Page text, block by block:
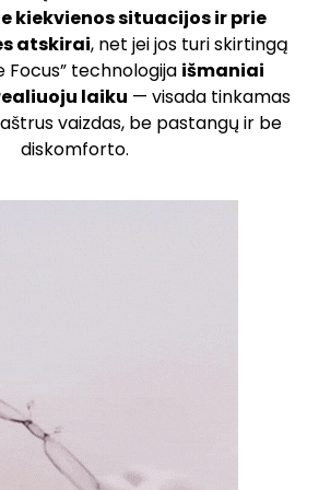
kiekvienos situacijos ir prie
atskirai, net jei jos turi skirtingą
Focus” technologija išmaniai
laiku — visada tinkamas
vaizdas, be pastangų ir be
diskomforto.